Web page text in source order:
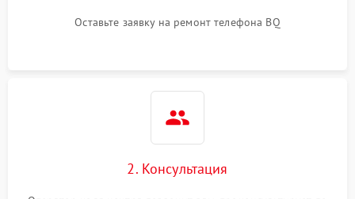
Оставьте заявку на ремонт телефона BQ
2. Консультация